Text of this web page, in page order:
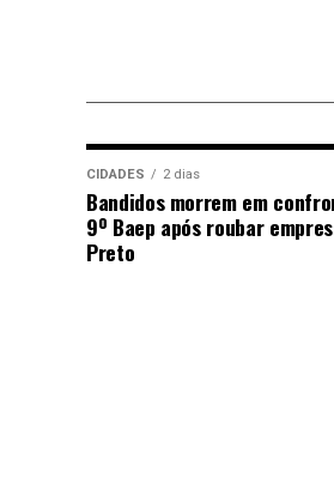
CIDADES 2 dias
Bandidos morrem em
9º Baep após roubar
Preto